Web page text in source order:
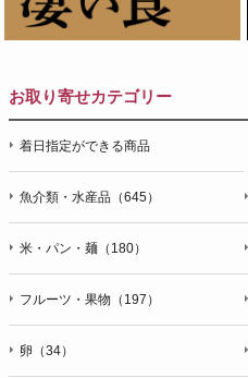
お取り寄せカテゴリー
着日指定ができる商品
魚介類・水産品（645）
米・パン・麺（180）
フルーツ・果物（197）
卵（34）